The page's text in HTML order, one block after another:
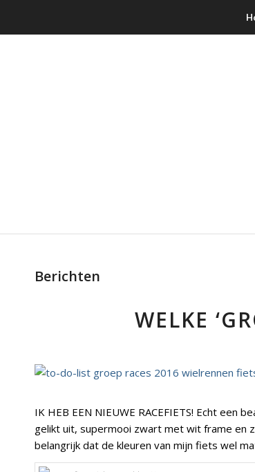
Berichten
WELKE
IK HEB EEN NIEUWE RACEFIETS! Echt een
gelikt uit, supermooi zwart met wit frame en
belangrijk dat de kleuren van mijn fiets wel